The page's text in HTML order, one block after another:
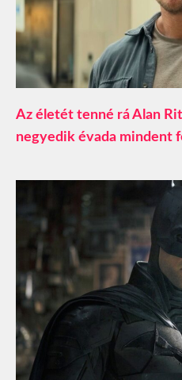
Az életét tenné rá Alan
negyedik évada mindent